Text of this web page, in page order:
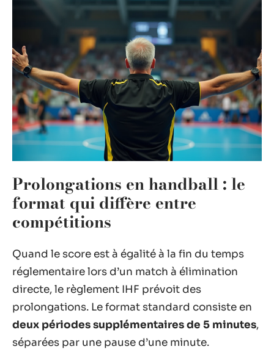
Prolongations en handball : le
format qui diffère entre
compétitions
Quand le score est à égalité à la fin du temps
réglementaire lors d’un match à élimination
directe, le règlement IHF prévoit des
prolongations. Le format standard consiste en
deux périodes supplémentaires de 5 minutes,
séparées par une pause d’une minute.